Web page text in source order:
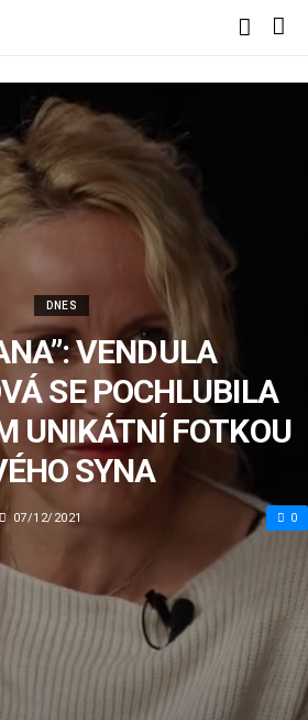
DNES
VENDULA
SE POCHLUBILA
UNIKÁTNÍ FOTKOU
SYNA
07/12/2021 0